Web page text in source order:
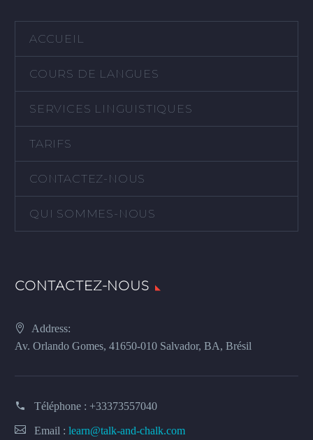
ACCUEIL
COURS DE LANGUES
SERVICES LINGUISTIQUES
TARIFS
CONTACTEZ-NOUS
QUI SOMMES-NOUS
CONTACTEZ-NOUS
Address:
Av. Orlando Gomes, 41650-010 Salvador, BA, Brésil
Téléphone : +33373557040
Email : learn@talk-and-chalk.com